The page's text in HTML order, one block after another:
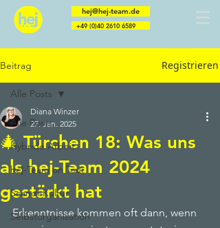
hej@hej-team.de
+49 (0)40 2610 6589
Berater | Trainer | Coaches | Speaker | Menschen
Beitrag Registrieren
Alle Posts
Hybride Arbeit
hej-Team on Tour
Scandi-Kultur
Selbstorganisation
Alle Posts
🎄 Türchen 18: Was uns
als hej-Team 2024
gestärkt hat
Diana Winzer
27. Jan. 2025
Erkenntnisse kommen oft dann, wenn